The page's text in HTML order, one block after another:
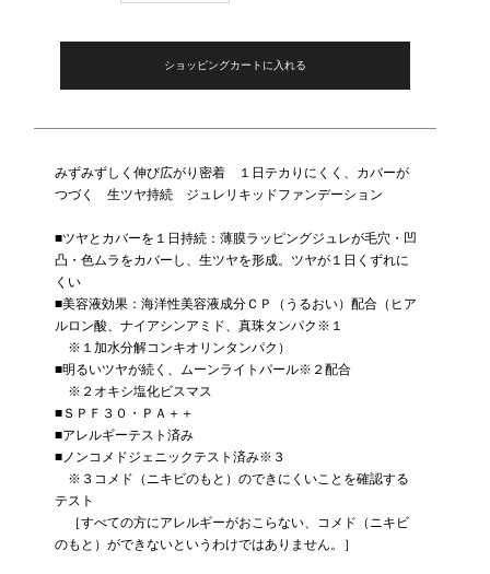
ショッピングカートに入れる
みずみずしく伸び広がり密着 １日テカりにくく、カバーが
つづく 生ツヤ持続 ジュレリキッドファンデーション
■ツヤとカバーを１日持続：薄膜ラッピングジュレが毛穴・凹
凸・色ムラをカバーし、生ツヤを形成。ツヤが１日くずれに
くい
■美容液効果：海洋性美容液成分ＣＰ（うるおい）配合（ヒア
ルロン酸、ナイアシンアミド、真珠タンパク※１
※１加水分解コンキオリンタンパク）
■明るいツヤが続く、ムーンライトパール※２配合
※２オキシ塩化ビスマス
■ＳＰＦ３０・ＰＡ＋＋
■アレルギーテスト済み
■ノンコメドジェニックテスト済み※３
※３コメド（ニキビのもと）のできにくいことを確認する
テスト
［すべての方にアレルギーがおこらない、コメド（ニキビ
のもと）ができないというわけではありません。］